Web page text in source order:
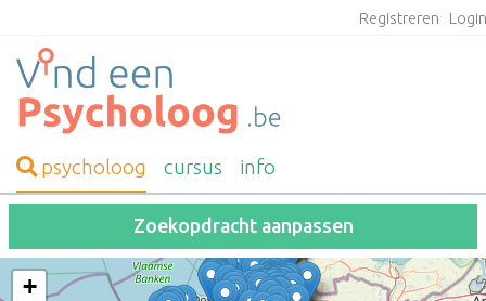
Registreren
psycholoog cursus info
Zoekopdracht aanpassen
+